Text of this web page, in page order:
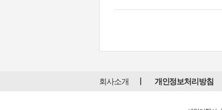
회사소개 개인정보처리방침